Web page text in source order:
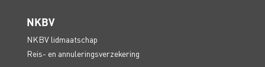
NKBV
NKBV lidmaatschap
Reis- en annuleringsverzekering